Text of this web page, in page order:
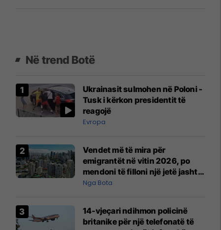
Në trend Botë
Ukrainasit sulmohen në Poloni -
Tusk i kërkon presidentit të
reagojë
Evropa
Vendet më të mira për
emigrantët në vitin 2026, po
mendoni të filloni një jetë jashtë
vendit?
Nga Bota
14-vjeçari ndihmon policinë
britanike për një telefonatë të